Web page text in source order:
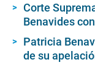
Corte
Benavides
Patricia
de su